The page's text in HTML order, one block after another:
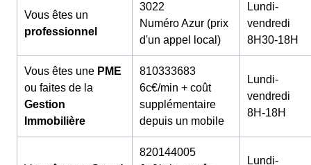
Vous êtes un
professionnel
3022
Numéro Azur (prix
d'un appel local)
Lundi-
vendredi
8H30-18H
Vous êtes une PME
ou faites de la
Gestion
Immobilière
810333683
6c€/min + coût
supplémentaire
depuis un mobile
Lundi-
vendredi
8H-18H
820144005
Lundi-